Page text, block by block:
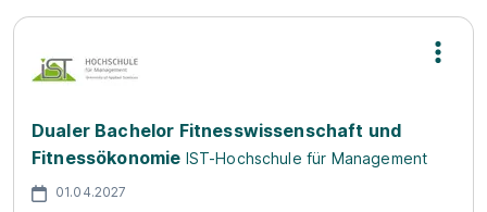
Dualer Bachelor Fitnesswissenschaft und
Fitnessökonomie IST-Hochschule für Management
01.04.2027